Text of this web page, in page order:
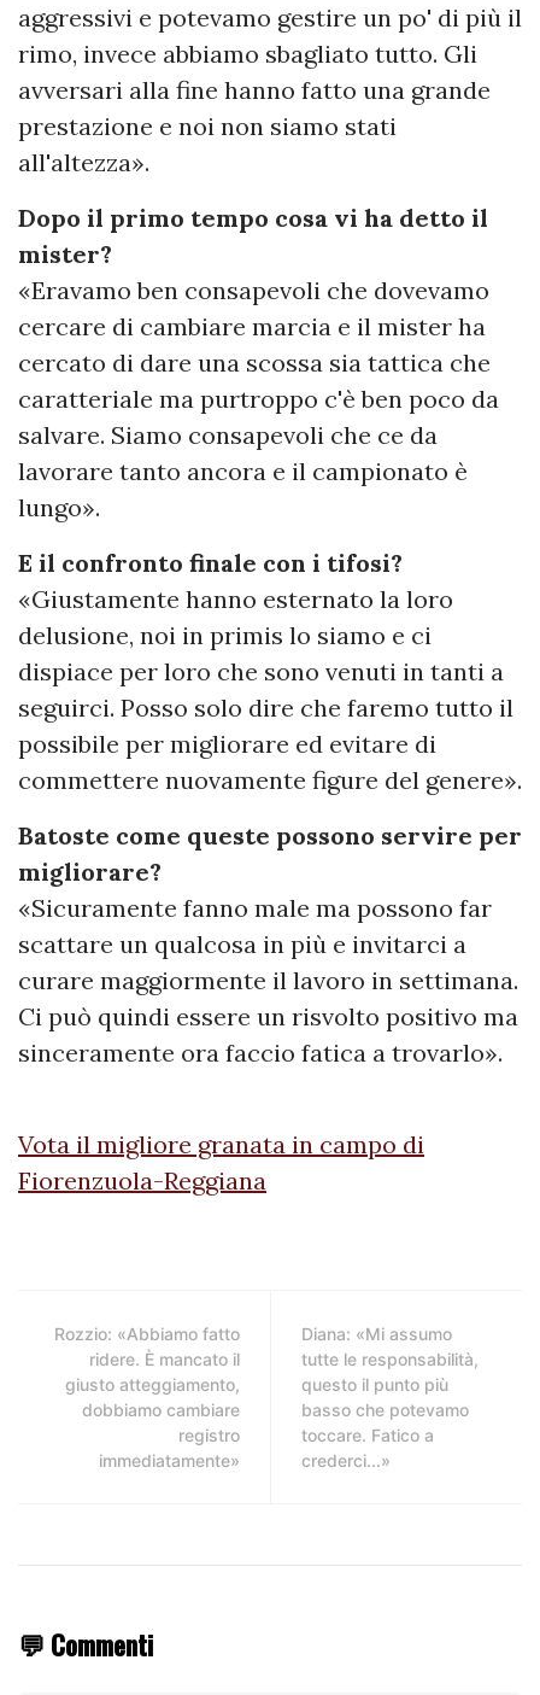
aggressivi e potevamo gestire un po' di più il
rimo, invece abbiamo sbagliato tutto. Gli
avversari alla fine hanno fatto una grande
prestazione e noi non siamo stati
all'altezza».
Dopo il primo tempo cosa vi ha detto il
mister?
«Eravamo ben consapevoli che dovevamo
cercare di cambiare marcia e il mister ha
cercato di dare una scossa sia tattica che
caratteriale ma purtroppo c'è ben poco da
salvare. Siamo consapevoli che ce da
lavorare tanto ancora e il campionato è
lungo».
E il confronto finale con i tifosi?
«Giustamente hanno esternato la loro
delusione, noi in primis lo siamo e ci
dispiace per loro che sono venuti in tanti a
seguirci. Posso solo dire che faremo tutto il
possibile per migliorare ed evitare di
commettere nuovamente figure del genere».
Batoste come queste possono servire per
migliorare?
«Sicuramente fanno male ma possono far
scattare un qualcosa in più e invitarci a
curare maggiormente il lavoro in settimana.
Ci può quindi essere un risvolto positivo ma
sinceramente ora faccio fatica a trovarlo».
Vota il migliore granata in campo di
Fiorenzuola-Reggiana
Rozzio: «Abbiamo fatto
ridere. È mancato il
giusto atteggiamento,
dobbiamo cambiare
registro
immediatamente»
Diana: «Mi assumo
tutte le responsabilità,
questo il punto più
basso che potevamo
toccare. Fatico a
crederci...»
💬 Commenti